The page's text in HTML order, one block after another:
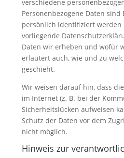
verschiedene
Personenbezogene Daten sind
persönlich identifiziert werden
vorliegende
Daten wir erheben und wofür
erläutert auch, wie und zu
geschieht.
Wir weisen darauf hin, dass
im Internet (z. B. bei der
Sicherheitslücken aufweisen
Schutz der Daten vor dem
nicht möglich.
Hinweis zur